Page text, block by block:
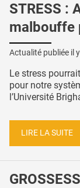
STRESS :
malbouffe
Actualité publiée il
Le stress
pour notre
l’Université
LIRE LA SUITE